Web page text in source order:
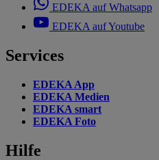
EDEKA auf Whatsapp
EDEKA auf Youtube
Services
EDEKA App
EDEKA Medien
EDEKA smart
EDEKA Foto
Hilfe